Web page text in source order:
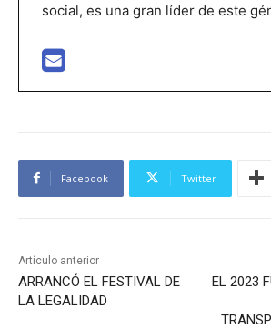
social, es una gran líder de este
Facebook Twitter
Artículo anterior
ARRANCÓ EL FESTIVAL DE
LA LEGALIDAD
EL 2023